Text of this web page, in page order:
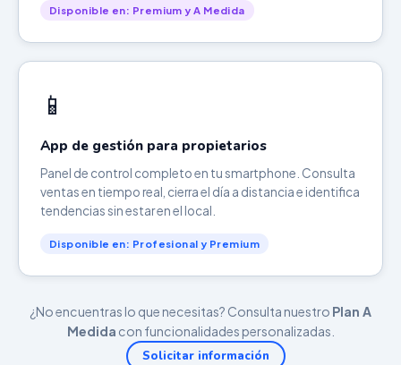
Disponible en: Premium y A Medida
📱
App de gestión para propietarios
Panel de control completo en tu smartphone. Consulta
ventas en tiempo real, cierra el día a distancia e identifica
tendencias sin estar en el local.
Disponible en: Profesional y Premium
¿No encuentras lo que necesitas? Consulta nuestro Plan A
Medida con funcionalidades personalizadas.
Solicitar información